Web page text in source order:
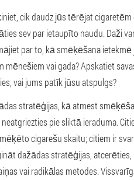
cik daudz jūs tērējat
sev par ietaupīto naudu. Daži
par to, kā smēķēšana
mēnešiem vai gada? Apskatiet
vai jums patīk jūsu atspulgs?
stratēģijas, kā atmest
neatgriezties pie sliktā ieraduma.
cigarešu skaitu; citiem ir
dažādas stratēģijas,
vai radikālas metodes.